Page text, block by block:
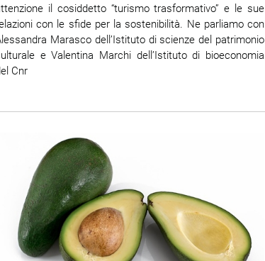
il cosiddetto “turismo trasformativo” e le sue
con le sfide per la sostenibilità. Ne parliamo con
Marasco dell’Istituto di scienze del patrimonio
e Valentina Marchi dell’Istituto di bioeconomia
Cnr